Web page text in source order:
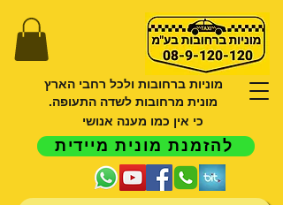
מוניות ברחובות ולכל רחבי הארץ
מונית מרחובות לשדה התעופה.
כי אין כמו מענה אנושי
להזמנת מונית מיידית